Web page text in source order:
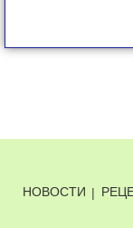
НОВОСТИ |